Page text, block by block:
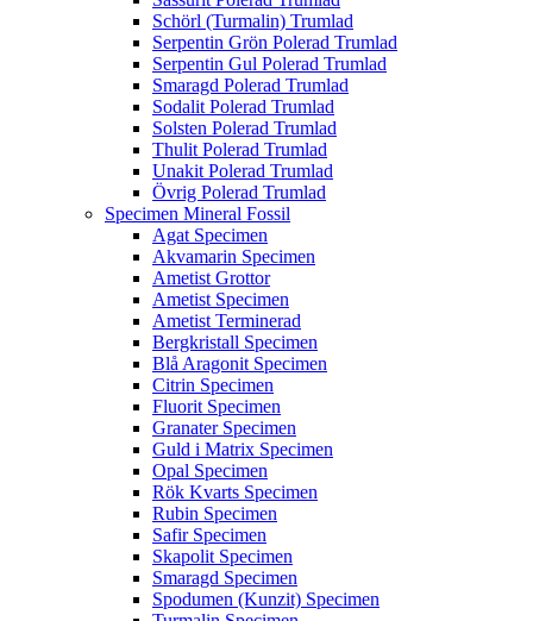
Schörl (Turmalin) Trumlad
Serpentin Grön Polerad Trumlad
Serpentin Gul Polerad Trumlad
Smaragd Polerad Trumlad
Sodalit Polerad Trumlad
Solsten Polerad Trumlad
Thulit Polerad Trumlad
Unakit Polerad Trumlad
Övrig Polerad Trumlad
Specimen Mineral Fossil
Agat Specimen
Akvamarin Specimen
Ametist Grottor
Ametist Specimen
Ametist Terminerad
Bergkristall Specimen
Blå Aragonit Specimen
Citrin Specimen
Fluorit Specimen
Granater Specimen
Guld i Matrix Specimen
Opal Specimen
Rök Kvarts Specimen
Rubin Specimen
Safir Specimen
Skapolit Specimen
Smaragd Specimen
Spodumen (Kunzit) Specimen